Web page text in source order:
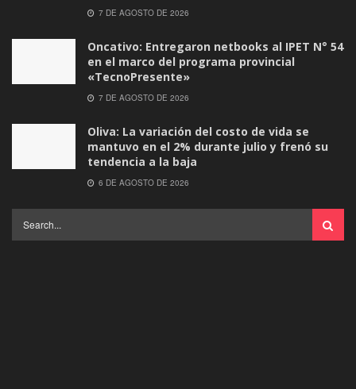
7 DE AGOSTO DE 2026
Oncativo: Entregaron netbooks al IPET N° 54
en el marco del programa provincial
«TecnoPresente»
7 DE AGOSTO DE 2026
Oliva: La variación del costo de vida se
mantuvo en el 2% durante julio y frenó su
tendencia a la baja
6 DE AGOSTO DE 2026